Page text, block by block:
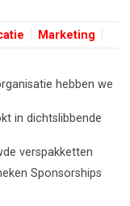
Marketing
hebben we
in dichtslibbende
verspakketten
Sponsorships